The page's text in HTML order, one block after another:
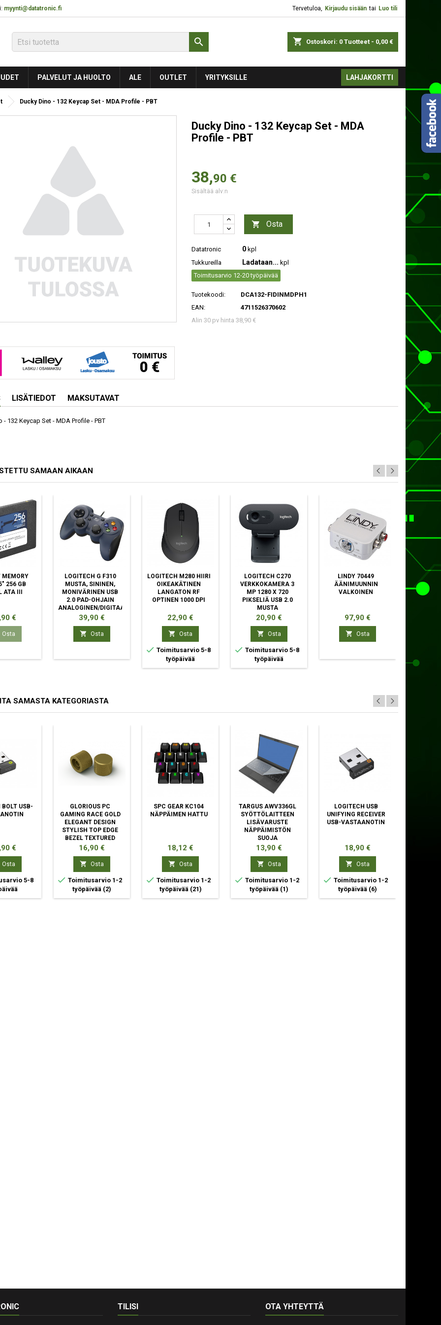
myynti@datatronic.fi Tervetuloa, Kirjaudu sisään tai Luo tili
shopping_cart Ostoskori: 0 Tuotteet - 0,00 €

PALVELUT JA HUOLTO ALE OUTLET YRITYKSILLE LAHJAKORTTI
Ducky Dino - 132 Keycap Set - MDA Profile - PBT
Ducky Dino - 132 Keycap Set - MDA
Profile - PBT
38,90 €
Sisältää alv:n
 Osta
Datatronic 0 kpl
Tukkureilla
Ladataan... kpl
Toimitusarvio 12-20 työpäivää
Tuotekoodi:
DCA132-FIDINMDPH1
EAN:
4711526370602
Alin 30 pv hinta 38,90 €
LISÄTIEDOT MAKSUTAVAT
- 132 Keycap Set - MDA Profile - PBT
SAMAAN AIKAAN
MEMORY
256 GB
ATA III
€
Osta
LOGITECH G F310
MUSTA, SININEN,
MONIVÄRINEN USB
2.0 PAD-OHJAIN
ANALOGINEN/DIGITAALINEN
PC
Hinta
39,90 €
 Osta
LOGITECH M280 HIIRI
OIKEAKÄTINEN
LANGATON RF
OPTINEN 1000 DPI
Hinta
22,90 €
 Osta
 Toimitusarvio 5-8
työpäivää
LOGITECH C270
VERKKOKAMERA 3
MP 1280 X 720
PIKSELIÄ USB 2.0
MUSTA
Hinta
20,90 €
 Osta
 Toimitusarvio 5-8
työpäivää
LINDY 70449
ÄÄNIMUUNNIN
VALKOINEN
Hinta
97,90 €
 Osta
SAMASTA KATEGORIASTA
BOLT USB-
€
Osta
5-8
GLORIOUS PC
GAMING RACE GOLD
ELEGANT DESIGN
STYLISH TOP EDGE
BEZEL TEXTURED
SIDES SCRATCH-
RESISTANT
ANODISED MATTE
Hinta
16,90 €
 Osta
 Toimitusarvio 1-2
työpäivää (2)
SPC GEAR KC104
NÄPPÄIMEN HATTU
Hinta
18,12 €
 Osta
 Toimitusarvio 1-2
työpäivää (21)
TARGUS AWV336GL
SYÖTTÖLAITTEEN
LISÄVARUSTE
NÄPPÄIMISTÖN
SUOJA
Hinta
13,90 €
 Osta
 Toimitusarvio 1-2
työpäivää (1)
LOGITECH USB
UNIFYING RECEIVER
USB-VASTAANOTIN
Hinta
18,90 €
 Osta
 Toimitusarvio 1-2
työpäivää (6)
TILISI OTA YHTEYTTÄ